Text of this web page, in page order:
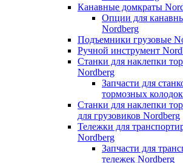
Канавные домкраты
Опции для
Nordberg
Подъемники грузовые
Ручной инструмент
Станки для наклепки
Nordberg
Запчасти для
тормозных
Станки для наклепки
для грузовиков Nordberg
Тележки для
Nordberg
Запчасти для
тележек Nordberg